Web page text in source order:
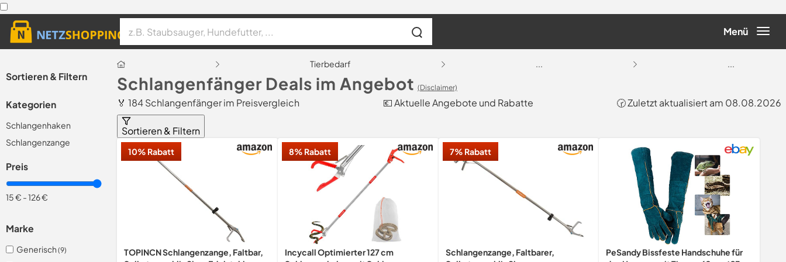
Menü
Sortieren & Filtern
Kategorien
Schlangenhaken
Schlangenzange
Preis
15 € -126 €
Marke
Generisch (9)
Tierbedarf ... ...
Schlangenfänger Deals im Angebot (Disclaimer)
🏅 184 Schlangenfänger im Preisvergleich 💶 Aktuelle Angebote und Rabatte 🕝 Zuletzt aktualisiert am 08.08.2026
Sortieren & Filtern
10% Rabatt
TOPINCN Schlangenzange, Faltbar,
8% Rabatt
Incycall Optimierter 127 cm
7% Rabatt
Schlangenzange, Faltbarer,
PeSandy Bissfeste Handschuhe für